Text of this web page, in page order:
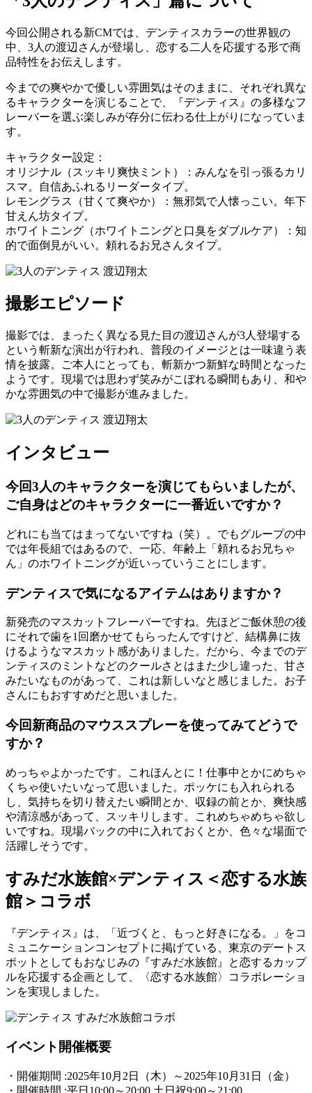
今回公開される新CMでは、デンティスカラーの世界観の
中、3人の渡辺さんが登場し、恋する二人を応援する形で商
品特性をお伝えします。
今までの爽やかで優しい雰囲気はそのままに、それぞれ異な
るキャラクターを演じることで、『デンティス』の多様なフ
レーバーを選ぶ楽しみが存分に伝わる仕上がりになっていま
す。
キャラクター設定：
オリジナル（スッキリ爽快ミント）：みんなを引っ張るカリ
スマ。自信あふれるリーダータイプ。
レモングラス（甘くて爽やか）：無邪気で人懐っこい。年下
甘えん坊タイプ。
ホワイトニング（ホワイトニングと口臭をダブルケア）：知
的で面倒見がいい。頼れるお兄さんタイプ。
撮影エピソード
撮影では、まったく異なる見た目の渡辺さんが3人登場する
という斬新な演出が行われ、普段のイメージとは一味違う表
情を披露。ご本人にとっても、斬新かつ新鮮な時間となった
ようです。現場では思わず笑みがこぼれる瞬間もあり、和や
かな雰囲気の中で撮影が進みました。
インタビュー
今回3人のキャラクターを演じてもらいましたが、
ご自身はどのキャラクターに一番近いですか？
どれにも当てはまってないですね（笑）。でもグループの中
では年長組ではあるので、一応、年齢上「頼れるお兄ちゃ
ん」のホワイトニングが近いっていうことにします。
デンティスで気になるアイテムはありますか？
新発売のマスカットフレーバーですね。先ほどご飯休憩の後
にそれで歯を1回磨かせてもらったんですけど、結構鼻に抜
けるようなマスカット感がありました。だから、今までのデ
ンティスのミントなどのクールさとはまた少し違った、甘さ
みたいなものがあって、これは新しいなと感じました。お子
さんにもおすすめだと思いました。
今回新商品のマウススプレーを使ってみてどうで
すか？
めっちゃよかったです。これほんとに！仕事中とかにめちゃ
くちゃ使いたいなって思いました。ポッケにも入れられる
し、気持ちを切り替えたい瞬間とか、収録の前とか、爽快感
や清涼感があって、スッキリします。これめちゃめちゃ欲し
いですね。現場バックの中に入れておくとか、色々な場面で
活躍しそうです。
すみだ水族館×デンティス＜恋する水族
館＞コラボ
『デンティス』は、「近づくと、もっと好きになる。」をコ
ミュニケーションコンセプトに掲げている、東京のデートス
ポットとしてもおなじみの『すみだ水族館』と恋するカップ
ルを応援する企画として、〈恋する水族館〉コラボレーショ
ンを実現しました。
イベント開催概要
・開催期間 :2025年10月2日（木）～2025年10月31日（金）
・開催時間 :平日10:00～20:00 土日祝9:00～21:00